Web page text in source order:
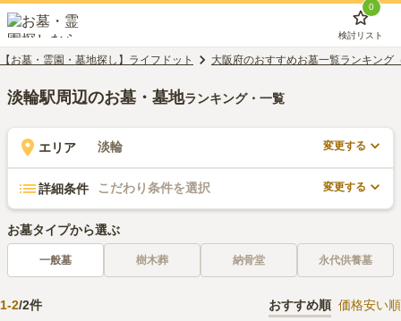
0
検討リスト
【お墓・霊園・墓地探し】ライフドット 大阪府のおすすめお墓一覧ランキング
淡輪駅周辺のお墓・墓地ランキング・一覧
エリア 淡輪 変更する
詳細条件 こだわり条件を選択 変更する
お墓タイプから選ぶ
一般墓 樹木葬 納骨堂 永代供養墓
1-2/2件 おすすめ順 価格安い順